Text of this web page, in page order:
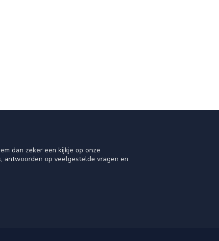
dan zeker een kijkje op onze
antwoorden op veelgestelde vragen en